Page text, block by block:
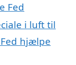
Fed
i luft til
hjælpe